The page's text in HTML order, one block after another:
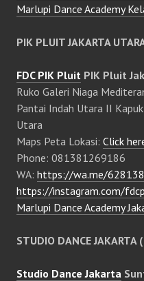
Marlupi Dance Academy
PIK PLUIT JAKARTA
FDC PIK Pluit PIK Pluit
Ruko Galeri Niaga
Pantai Indah Utara II
Utara
Maps Peta Lokasi: Click
Phone: 081381269186
WA: https://wa.me/
https://instagram.com/
Marlupi Dance Academy
STUDIO DANCE JAKARTA
Studio Dance Jakarta